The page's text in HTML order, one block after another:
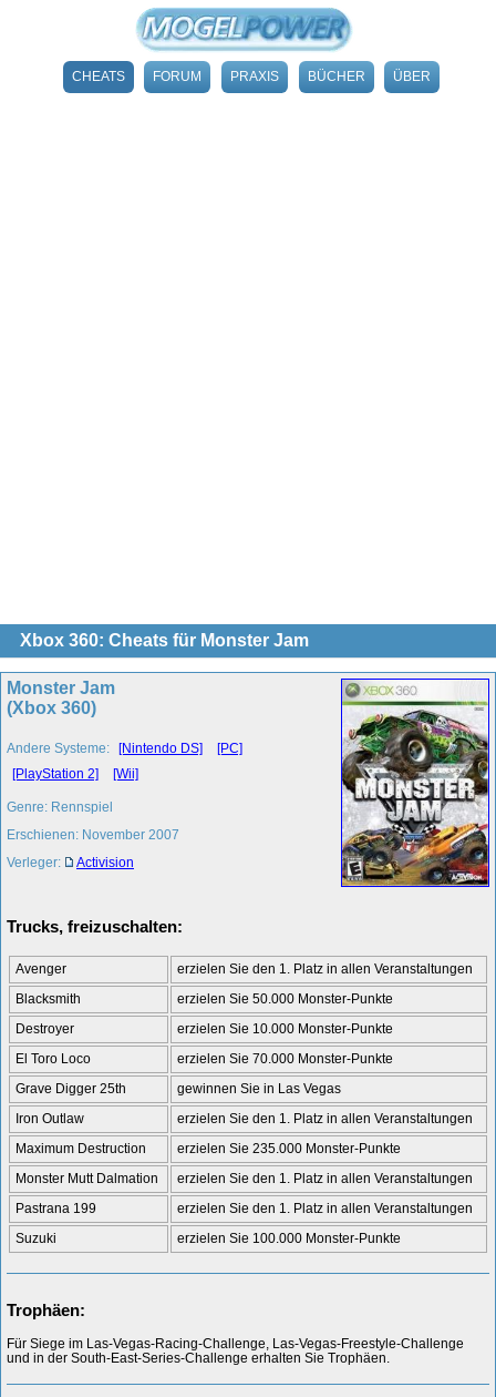
CHEATS FORUM PRAXIS BÜCHER ÜBER
Xbox 360: Cheats für Monster Jam
Monster Jam
(Xbox 360)
Andere Systeme: [Nintendo DS]
[PC]
[PlayStation 2]
[Wii]
Genre: Rennspiel
Erschienen: November 2007
Verleger:
Activision
Trucks, freizuschalten:
Avenger
erzielen Sie den 1. Platz in allen Veranstaltungen
Blacksmith
erzielen Sie 50.000 Monster-Punkte
Destroyer
erzielen Sie 10.000 Monster-Punkte
El Toro Loco
erzielen Sie 70.000 Monster-Punkte
Grave Digger 25th
gewinnen Sie in Las Vegas
Iron Outlaw
erzielen Sie den 1. Platz in allen Veranstaltungen
Maximum Destruction
erzielen Sie 235.000 Monster-Punkte
Monster Mutt Dalmation
erzielen Sie den 1. Platz in allen Veranstaltungen
Pastrana 199
erzielen Sie den 1. Platz in allen Veranstaltungen
Suzuki
erzielen Sie 100.000 Monster-Punkte
Trophäen:
Für Siege im Las-Vegas-Racing-Challenge, Las-Vegas-Freestyle-Challenge
und in der South-East-Series-Challenge erhalten Sie Trophäen.